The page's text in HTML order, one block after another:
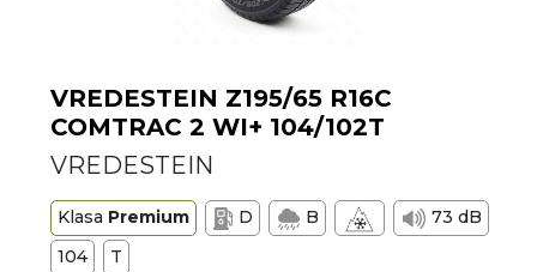
VREDESTEIN Z195/65 R16C
COMTRAC 2 WI+ 104/102T
VREDESTEIN
Klasa Premium D B
73 dB
104
T